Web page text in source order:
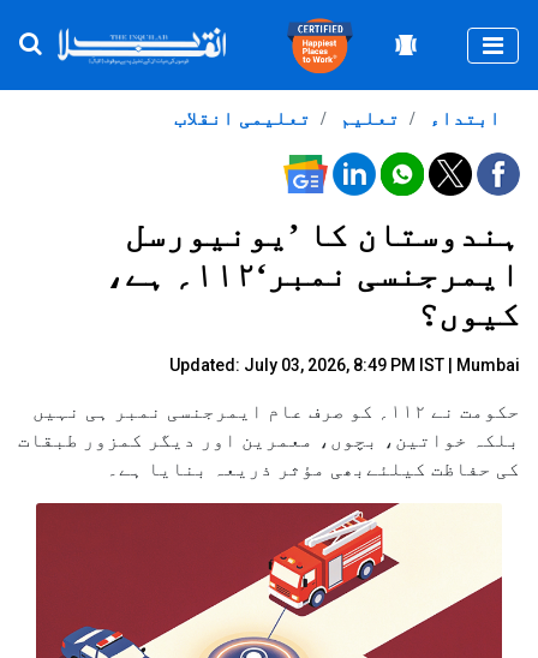
تعلیمی انقلاب تعلیم ابتداء
ہندوستان کا ’یونیورسل
ایمرجنسی نمبر‘۱۱۲؍ ہے،
کیوں؟
Updated: July 03, 2026, 8:49 PM IST | Mumbai
حکومت نے ۱۱۲؍ کو صرف عام ایمرجنسی نمبر ہی نہیں
بلکہ خواتین، بچوں، معمرین اور دیگر کمزور طبقات
کی حفاظت کیلئےبھی مؤثر ذریعہ بنایا ہے۔